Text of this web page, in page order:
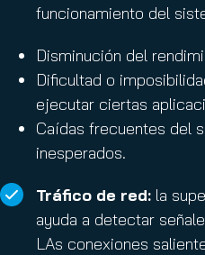
funcionamiento del
Disminución del
Dificultad o
ejecutar ciertas
Caídas frecuentes del
inesperados.
Tráfico de red: la
ayuda a detectar
LAs conexiones